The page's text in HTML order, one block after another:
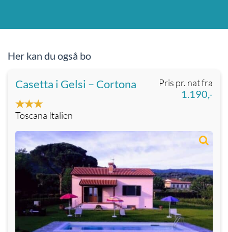
Her kan du også bo
Pris pr. nat fra
1.190,-
Casetta i Gelsi – Cortona
Toscana Italien